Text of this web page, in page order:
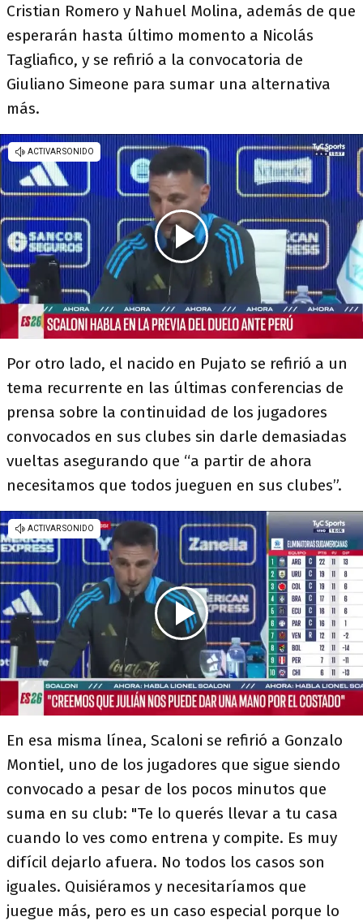
Cristian Romero y Nahuel Molina, además de que
esperarán hasta último momento a Nicolás
Tagliafico, y se refirió a la convocatoria de
Giuliano Simeone para sumar una alternativa
más.
Por otro lado, el nacido en Pujato se refirió a un
tema recurrente en las últimas conferencias de
prensa sobre la continuidad de los jugadores
convocados en sus clubes sin darle demasiadas
vueltas asegurando que “a partir de ahora
necesitamos que todos jueguen en sus clubes”.
En esa misma línea, Scaloni se refirió a Gonzalo
Montiel, uno de los jugadores que sigue siendo
convocado a pesar de los pocos minutos que
suma en su club: "Te lo querés llevar a tu casa
cuando lo ves como entrena y compite. Es muy
difícil dejarlo afuera. No todos los casos son
iguales. Quisiéramos y necesitaríamos que
juegue más, pero es un caso especial porque lo